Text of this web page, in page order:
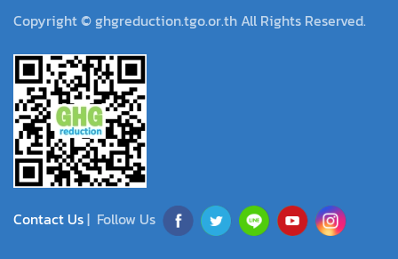
Copyright © ghgreduction.tgo.or.th All Rights Reserved.
Contact Us| Follow Us